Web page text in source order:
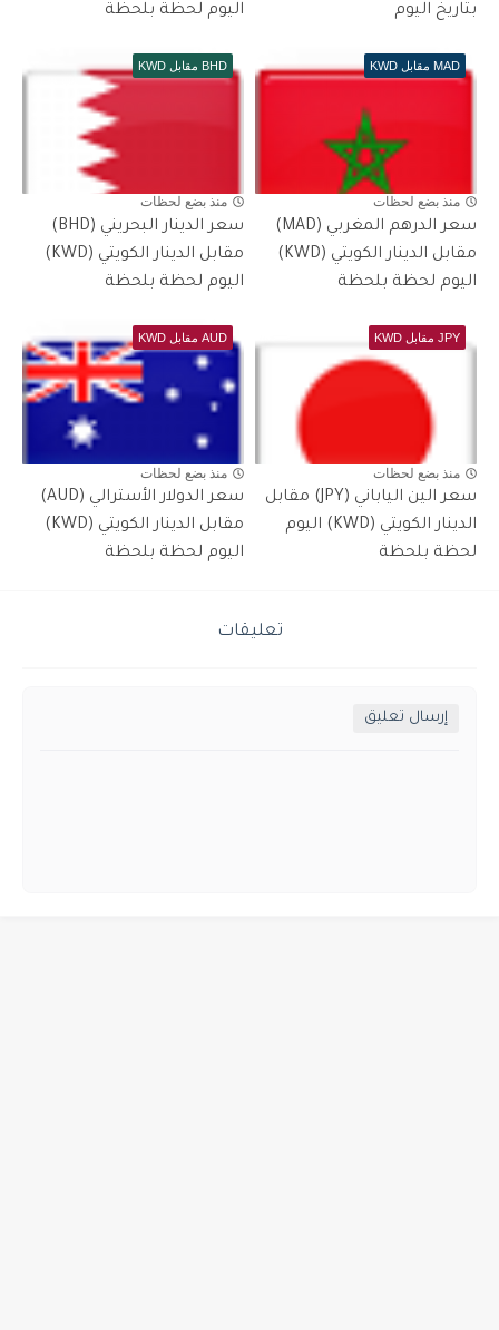
بتاريخ اليوم
اليوم لحظة بلحظة
MAD مقابل KWD
منذ بضع لحظات
سعر الدرهم المغربي (MAD)
مقابل الدينار الكويتي (KWD)
اليوم لحظة بلحظة
BHD مقابل KWD
منذ بضع لحظات
سعر الدينار البحريني (BHD)
مقابل الدينار الكويتي (KWD)
اليوم لحظة بلحظة
JPY مقابل KWD
منذ بضع لحظات
سعر الين الياباني (JPY) مقابل
الدينار الكويتي (KWD) اليوم
لحظة بلحظة
AUD مقابل KWD
منذ بضع لحظات
سعر الدولار الأسترالي (AUD)
مقابل الدينار الكويتي (KWD)
اليوم لحظة بلحظة
تعليقات
إرسال تعليق